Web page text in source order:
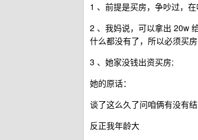
1 、前提是买房，争吵过，
2 、我妈说，可以拿出 20w
什么都没有了，所以必须买房
3 、她家没钱出资买房;
她的原话：
谈了这么久了问咱俩有没有
反正我年龄大